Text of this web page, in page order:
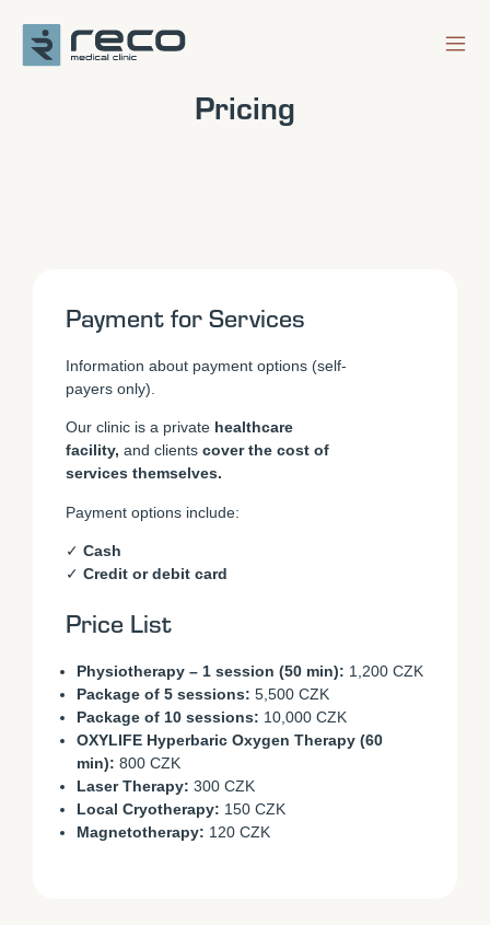
Pricing
Payment for Services
Information about payment options (self-
payers only).
Our clinic is a private healthcare
facility, and clients cover the cost of
services themselves.
Payment options include:
✓ Cash
✓ Credit or debit card
Price List
Physiotherapy – 1 session (50 min): 1,200 CZK
Package of 5 sessions: 5,500 CZK
Package of 10 sessions: 10,000 CZK
OXYLIFE Hyperbaric Oxygen Therapy (60
min): 800 CZK
Laser Therapy: 300 CZK
Local Cryotherapy: 150 CZK
Magnetotherapy: 120 CZK